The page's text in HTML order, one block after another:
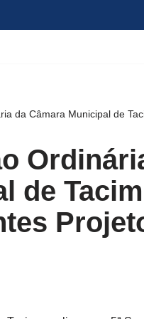
da Câmara Municipal de
de